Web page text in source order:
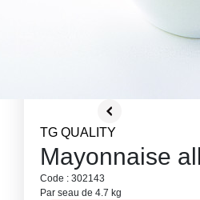
TG QUALITY
Mayonnaise
Code : 302143
Par seau de 4.7 kg